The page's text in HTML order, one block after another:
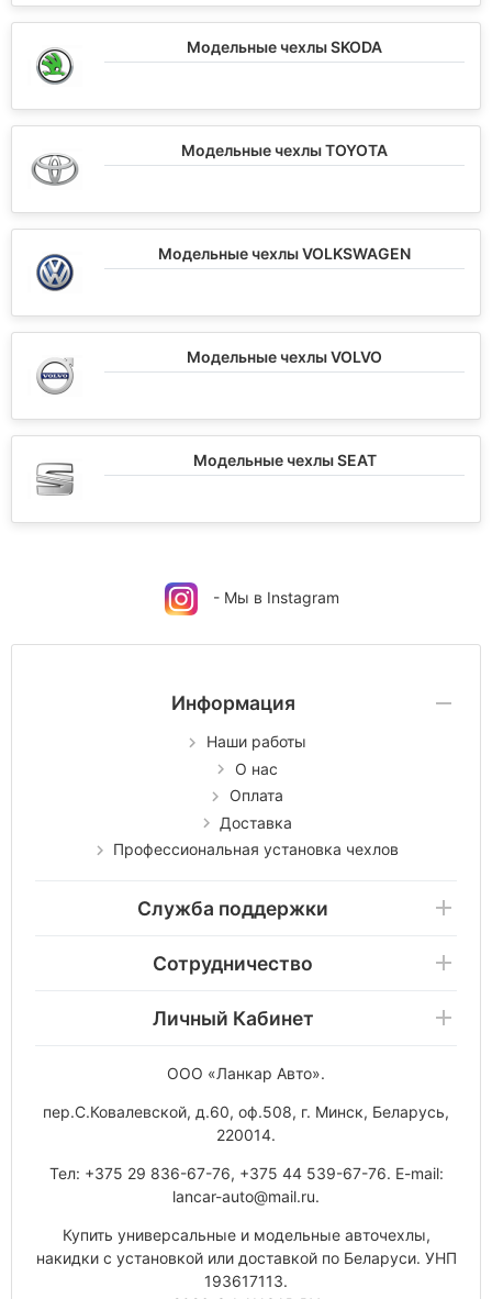
Модельные чехлы SKODA
Модельные чехлы TOYOTA
Модельные чехлы VOLKSWAGEN
Модельные чехлы VOLVO
Модельные чехлы SEAT
- Мы в Instagram
Информация
Наши работы
О нас
Оплата
Доставка
Профессиональная установка чехлов
Служба поддержки
Сотрудничество
Личный Кабинет
ООО «Ланкар Авто».
пер.С.Ковалевской, д.60, оф.508, г. Минск, Беларусь,
220014.
Тел: +375 29 836-67-76, +375 44 539-67-76. E-mail:
lancar-auto@mail.ru.
Купить универсальные и модельные авточехлы,
накидки с установкой или доставкой по Беларуси. УНП
193617113.